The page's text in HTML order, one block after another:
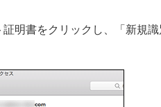
明書をクリックし、「新規